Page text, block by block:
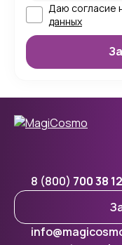
Даю согласие
данных
8 (800) 700 38 12